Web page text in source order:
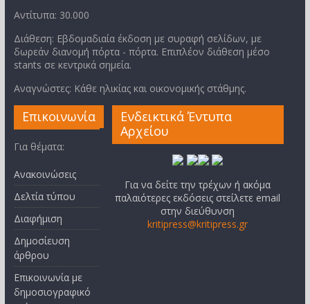
Αντίτυπα: 30.000
Διάθεση: Εβδομαδιαία έκδοση με συραφή σελίδων, με
δωρεάν διανομή πόρτα - πόρτα. Επιπλέον διάθεση μέσο
stants σε κεντρικά σημεία.
Αναγνώστες: Κάθε ηλικίας και οικονομικής στάθμης.
Επικοινωνία
Για θέματα:
Ανακοινώσεις
Δελτία τύπου
Διαφήμιση
Δημοσίευση
άρθρου
Επικοινωνία με
δημοσιογραφικό
Ενδεικτικά Έντυπα
Αρχείου
Για να δείτε την τρέχων ή ακόμα
παλαιότερες εκδόσεις στείλετε email
στην διεύθυνση
kritipress@kritipress.gr